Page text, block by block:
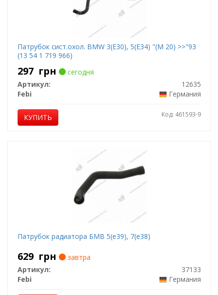
Патрубок сист.охол. BMW 3(E30), 5(E34) "(M 20) >>"93
(13 54 1 719 966)
297 грн
сегодня
Артикул:
12635
Febi
Германия
КУПИТЬ Код: 461593-9
Патрубок радиатора БМВ 5(е39), 7(е38)
629 грн
завтра
Артикул:
37133
Febi
Германия